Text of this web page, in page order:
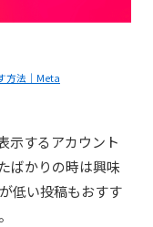
方法｜Meta
示するアカウント
ばかりの時は興味
低い投稿もおすす